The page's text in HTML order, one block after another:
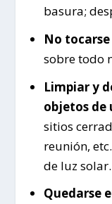
basura;
No
sobre todo
Limpiar y
objetos de
sitios
reunión,
de luz solar.
Quedarse